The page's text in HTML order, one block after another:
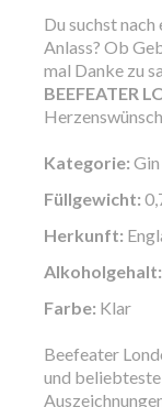
Du suchst nach
Anlass? Ob
mal Danke zu
BEEFEATER
Kategorie: Gin
Füllgewicht:
Herkunft:
Alkoholgehalt:
Farbe: Klar
Beefeater
und